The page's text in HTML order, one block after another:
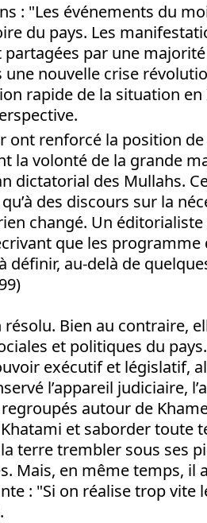
: "Les événements du
du pays. Les
par une majorité
une nouvelle crise
rapide de la situation
ont renforcé la position
la volonté de la grande
dictatorial des Mullahs.
des discours sur la
changé. Un
que les programme
au-delà de
Bien au contraire,
et politiques du
exécutif et législatif,
l’appareil judiciaire,
autour de
et saborder toute
terre trembler sous ses
Mais, en même temps, il
: "Si on réalise trop vite